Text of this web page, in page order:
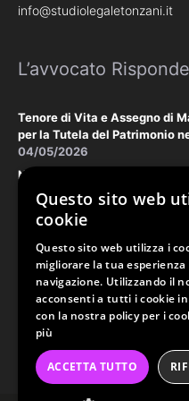
info@studiolegaletonzani.it
L’avvocato Risponde
Tenore di Vita e Assegno di
per la Tutela del Patrimonio
04/05/2026
Negoziazione Assistita vs.
tutelare il vostro patrimonio
18/03/2026
Law & Disclaimer
PRIVACY POLICY
COOKIE POLICY
ORDINE AVVOCATI PERUGIA
Questo sito web
cookie
Questo sito web utilizza i
migliorare la tua esperienza
navigazione. Utilizzando il
acconsenti a tutti i cookie
con la nostra policy per i
più
ACCETTA TUTTO